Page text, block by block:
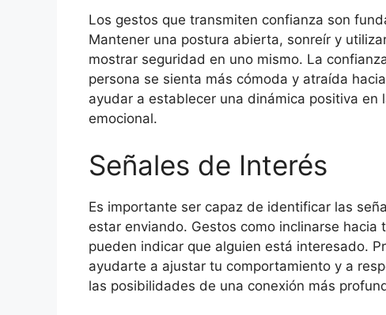
Los gestos que transmiten confianza son
Mantener una postura abierta, sonreír y
mostrar seguridad en uno mismo. La
persona se sienta más cómoda y atraída
ayudar a establecer una dinámica positiva
emocional.
Señales de Interés
Es importante ser capaz de identificar las
estar enviando. Gestos como inclinarse
pueden indicar que alguien está interesado.
ayudarte a ajustar tu comportamiento y a
las posibilidades de una conexión más